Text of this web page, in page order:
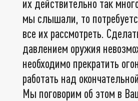
их действительно так
мы слышали, то
все их рассмотреть.
давлением оружия
необходимо прекратить
работать над
Мы поговорим об этом в